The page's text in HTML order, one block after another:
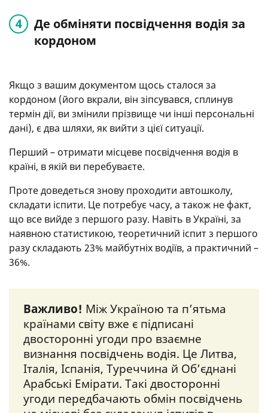
Де обміняти посвідчення водія за
кордоном
Якщо з вашим документом щось сталося за
кордоном (його вкрали, він зіпсувався, сплинув
термін дії, ви змінили прізвище чи інші персональні
дані), є два шляхи, як вийти з цієї ситуації.
Перший – отримати місцеве посвідчення водія в
країні, в якій ви перебуваєте.
Проте доведеться знову проходити автошколу,
складати іспити. Це потребує часу, а також не факт,
що все вийде з першого разу. Навіть в Україні, за
наявною статистикою, теоретичний іспит з першого
разу складають 23% майбутніх водіїв, а практичний –
36%.
Важливо! Між Україною та п’ятьма
країнами світу вже є підписані
двосторонні угоди про взаємне
визнання посвідчень водія. Це Литва,
Італія, Іспанія, Туреччина й Об’єднані
Арабські Емірати. Такі двосторонні
угоди передбачають обмін посвідчень